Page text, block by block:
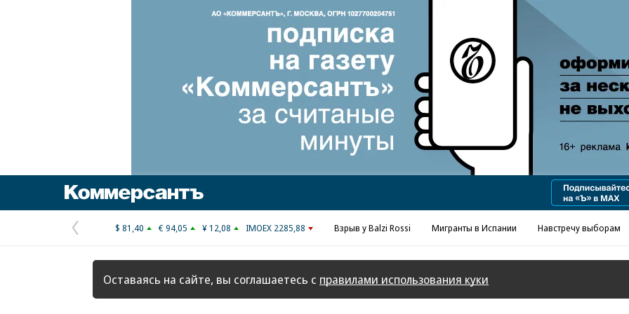
Реклама в «Ъ» www.kommersant.ru/ad
Предыдущая
страница
$ 81,40 € 94,05 ¥ 12,08 IMOEX 2285,88 Взрыв у Balzi Rossi Мигранты в Испании Навстречу выборам
Оставаясь на сайте, вы соглашаетесь с правилами использования куки